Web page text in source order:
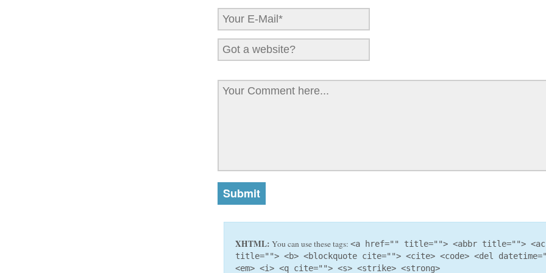
XHTML: You can use these tags: <a href="" title=""> <abbr title="">
title=""> <b> <blockquote cite=""> <cite> <code> <del
<em> <i> <q cite=""> <s> <strike> <strong>